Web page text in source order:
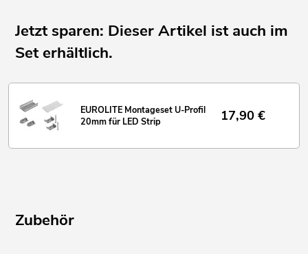
Jetzt sparen: Dieser Artikel ist auch im
Set erhältlich.
EUROLITE Montageset U-Profil
20mm für LED Strip
17,90 €
Zubehör